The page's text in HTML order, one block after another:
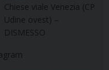
Chiese viale Venezia (CP
Udine ovest) –
DISMESSO